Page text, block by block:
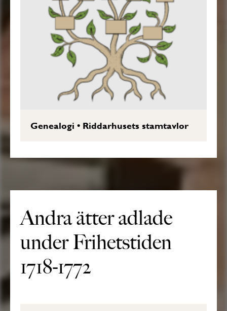
Genealogi • Riddarhusets stamtavlor
Andra ätter adlade
under Frihetstiden
1718-1772